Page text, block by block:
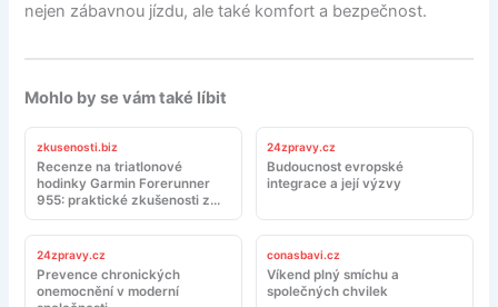
nejen zábavnou jízdu, ale také komfort a bezpečnost.
Mohlo by se vám také líbit
zkusenosti.biz
Recenze na triatlonové
hodinky Garmin Forerunner
955: praktické zkušenosti z
tréninku a závodů
24zpravy.cz
Budoucnost evropské
integrace a její výzvy
24zpravy.cz
Prevence chronických
onemocnění v moderní
conasbavi.cz
Víkend plný smíchu a
společných chvilek